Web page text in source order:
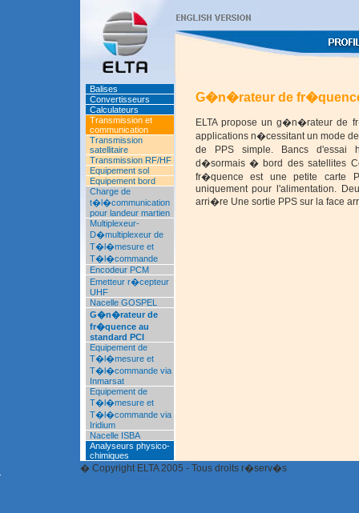
Balises
Convertisseurs
Calculateurs
Transmission et
communication
Transmission
satellitaire
Transmission RF/HF
Equipement sol
Equipement bord
Charge de
t�l�communication
pour landeur martien
Multiplexeur-
D�multiplexeur de
T�l�mesure et
T�l�commande
Encodeur PCM
Emetteur r�cepteur
UHF
Nacelle GOSPEL
G�n�rateur de
fr�quence au
standard PCI
Equipement de
T�l�mesure et
T�l�commande via
Inmarsat
Equipement de
T�l�mesure et
T�l�commande via
Iridium
Nacelle ISBA
Analyseurs physico-
chimiques
G�n�rateur de
ELTA propose un g�n�rateur de
applications n�cessitant un mode
de PPS simple. Bancs d'essai
d�sormais � bord des satellites
fr�quence est une petite carte
uniquement pour l'alimentation.
arri�re Une sortie PPS sur la face
� Copyright ELTA 2005 - Tous droits r�serv�s